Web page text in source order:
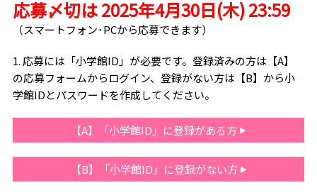
応募〆切は 2025年4月30日(木) 23:59
（スマートフォン･PCから応募できます）
1. 応募には「小学館ID」が必要です。登録済みの方は【A】
の応募フォームからログイン、登録がない方は【B】から小
学館IDとパスワードを作成してください。
【A】「小学館ID」に登録がある方
【B】「小学館ID」に登録がない方